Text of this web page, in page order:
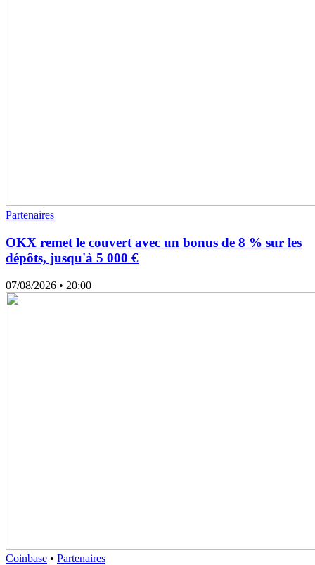
Partenaires
OKX remet le couvert avec un bonus de 8 % sur les
dépôts, jusqu'à 5 000 €
07/08/2026 • 20:00
Coinbase • Partenaires